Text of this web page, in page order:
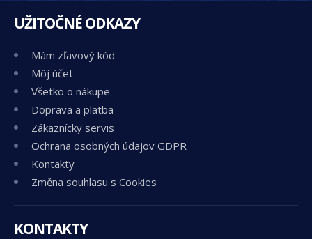
UŽITOČNÉ ODKAZY
Mám zľavový kód
Môj účet
Všetko o nákupe
Doprava a platba
Zákaznícky servis
Ochrana osobných údajov GDPR
Kontakty
Změna souhlasu s Cookies
KONTAKTY